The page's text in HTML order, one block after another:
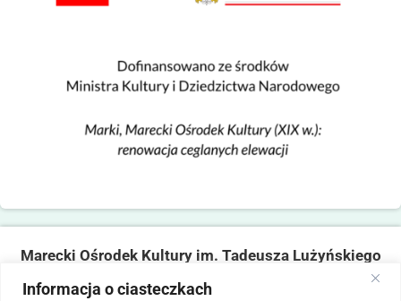
Informacja o ciasteczkach
Marecki Ośrodek Kultury im. Tadeusza Lużyńskiego
ul. Fabryczna 2, 05-270 Marki